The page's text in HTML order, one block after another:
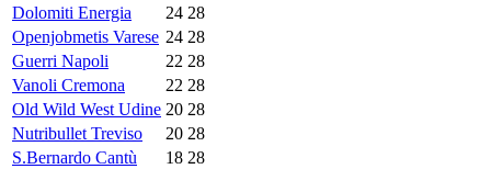
Dolomiti Energia
24 28
Openjobmetis Varese 24 28
Guerri Napoli
22 28
Vanoli Cremona
22 28
Old Wild West Udine 20 28
Nutribullet Treviso
20 28
S.Bernardo Cantù
18 28